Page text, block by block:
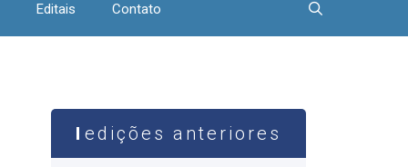
Editais Contato
edições anteriores